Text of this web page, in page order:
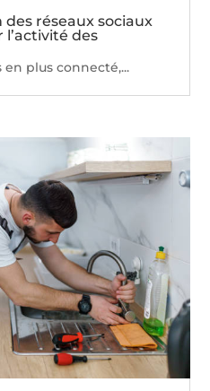
réseaux sociaux
des
plus connecté,...